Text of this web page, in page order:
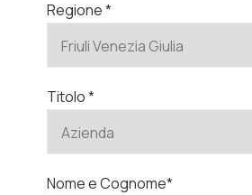
Regione *
Titolo *
Nome e Cognome*